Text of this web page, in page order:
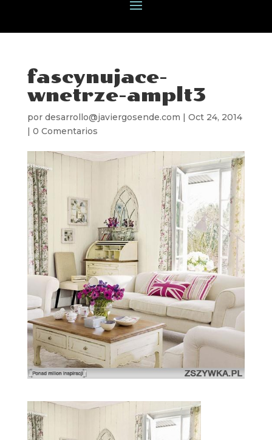
fascynujace-
wnetrze-amplt3
por desarrollo@javiergosende.com | Oct 24, 2014
| 0 Comentarios